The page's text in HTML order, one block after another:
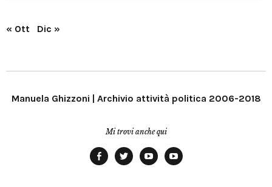
« Ott Dic »
Manuela Ghizzoni | Archivio attività politica 2006-2018
Mi trovi anche qui